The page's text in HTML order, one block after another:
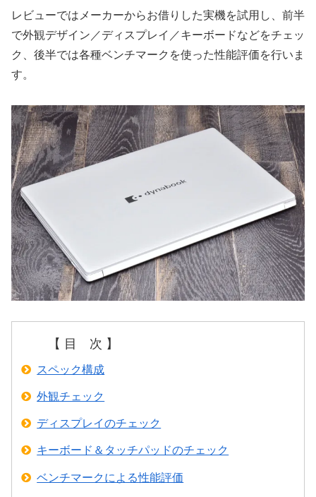
レビューではメーカーからお借りした実機を試用し、前半
で外観デザイン／ディスプレイ／キーボードなどをチェッ
ク、後半では各種ベンチマークを使った性能評価を行いま
す。
【 目 次 】
スペック構成
外観チェック
ディスプレイのチェック
キーボード＆タッチパッドのチェック
ベンチマークによる性能評価